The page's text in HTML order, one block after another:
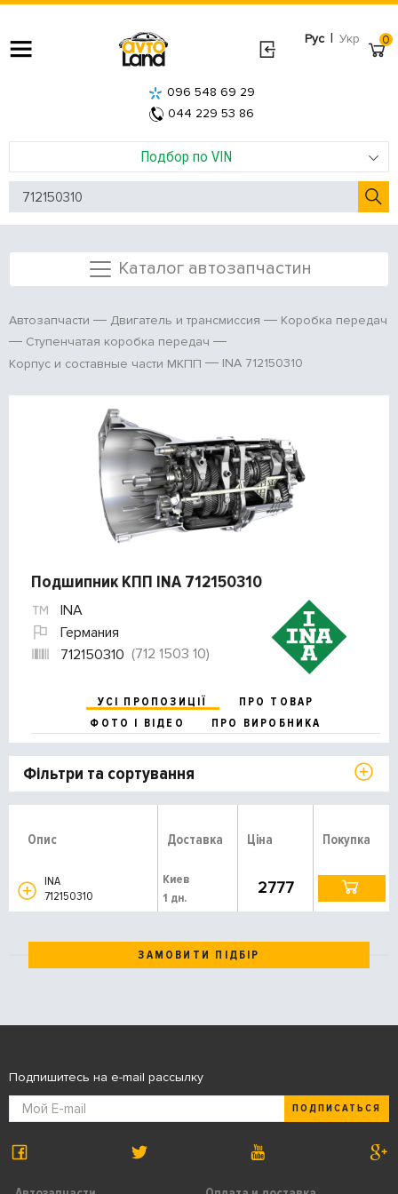
Рус | Укр
Подбор по VIN
096 548 69 29
044 229 53 86
0
Каталог автозапчастин
Автозапчасти Двигатель и трансмиссия
Коробка передач
Ступенчатая коробка передач
Корпус и составные части МКПП
INA 712150310
Подшипник КПП INA 712150310
INA
Германия
712150310 (712 1503 10)
УСІ ПРОПОЗИЦІЇ
ПРО ТОВАР
ФОТО І ВІДЕО
ПРО ВИРОБНИКА
Фільтри та сортування
Опис Доставка Ціна Покупка
INA
712150310
Киев
1 дн.
2777
ЗАМОВИТИ ПІДБІР
Подпишитесь на e-mail рассылку
ПОДПИСАТЬСЯ